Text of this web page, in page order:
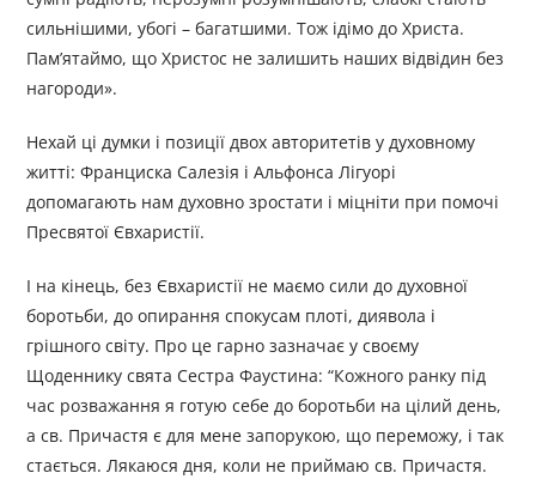
сильнішими, убогі – багатшими. Тож ідімо до Христа.
Пам’ятаймо, що Христос не залишить наших відвідин без
нагороди».
Нехай ці думки і позиції двох авторитетів у духовному
житті: Франциска Салезія і Альфонса Лігуорі
допомагають нам духовно зростати і міцніти при помочі
Пресвятої Євхаристії.
І на кінець, без Євхаристії не маємо сили до духовної
боротьби, до опирання спокусам плоті, диявола і
грішного світу. Про це гарно зазначає у своєму
Щоденнику свята Сестра Фаустина: “Кожного ранку під
час розважання я готую себе до боротьби на цілий день,
а св. Причастя є для мене запорукою, що переможу, і так
стається. Лякаюся дня, коли не приймаю св. Причастя.